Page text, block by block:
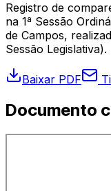
Registro de
na 1ª Sessão
de Campos,
Sessão Legislativa).
Baixar PDF
Documento